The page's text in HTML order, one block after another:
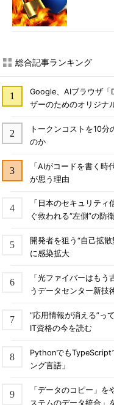
総合記事ランキング
Google、AIブラウザ
ザーのためのオリジナ
トークンコストを10
のか
「AIがコードを書く
が思う理由
「日本のセキュリテ
ぐ救われる“左側”の防
開発者を狙う“自己拡
に感染拡大
「光ファイバーはも
うデータセンター新技
“応用情報が消える”
IT資格の今を読む
PythonでもTypeScript
ング言語」
「データのコピー」
ステムのデータ統合」